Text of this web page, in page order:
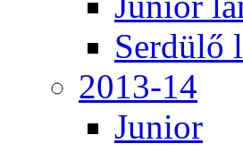
Serdülő
2013-14
Junior